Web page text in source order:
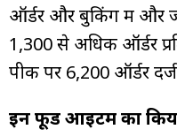
ऑर्डर और बुकिंग में और
1,300 से अधिक ऑर्डर
पीक पर 6,200 ऑर्डर
इन फूड आइटम का